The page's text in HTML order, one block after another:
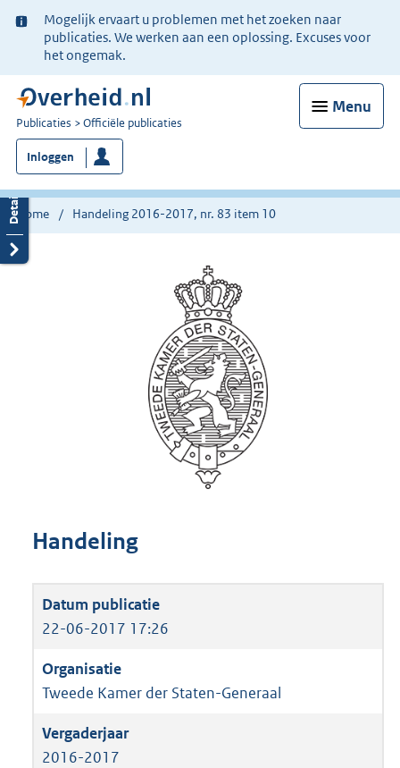
Ter
informatie:
Mogelijk ervaart u problemen met het zoeken naar
publicaties. We werken aan een oplossing. Excuses voor
het ongemak.
Menu
U
bent
nu
hier:
Publicaties Officiële publicaties
Inloggen
Home Handeling 2016-2017, nr. 83 item 10
Handeling
22-06-2017 17:26
Tweede Kamer der Staten-Generaal
2016-2017